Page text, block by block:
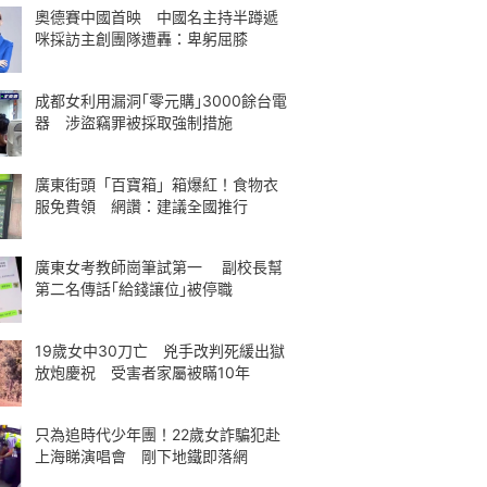
奧德賽中國首映 中國名主持半蹲遞
咪採訪主創團隊遭轟：卑躬屈膝
成都女利用漏洞｢零元購｣3000餘台電
器 涉盜竊罪被採取強制措施
廣東街頭「百寶箱」箱爆紅！食物衣
服免費領 網讚：建議全國推行
廣東女考教師崗筆試第一 副校長幫
第二名傳話｢給錢讓位｣被停職
19歲女中30刀亡 兇手改判死緩出獄
放炮慶祝 受害者家屬被瞞10年
只為追時代少年團！22歲女詐騙犯赴
上海睇演唱會 剛下地鐵即落網